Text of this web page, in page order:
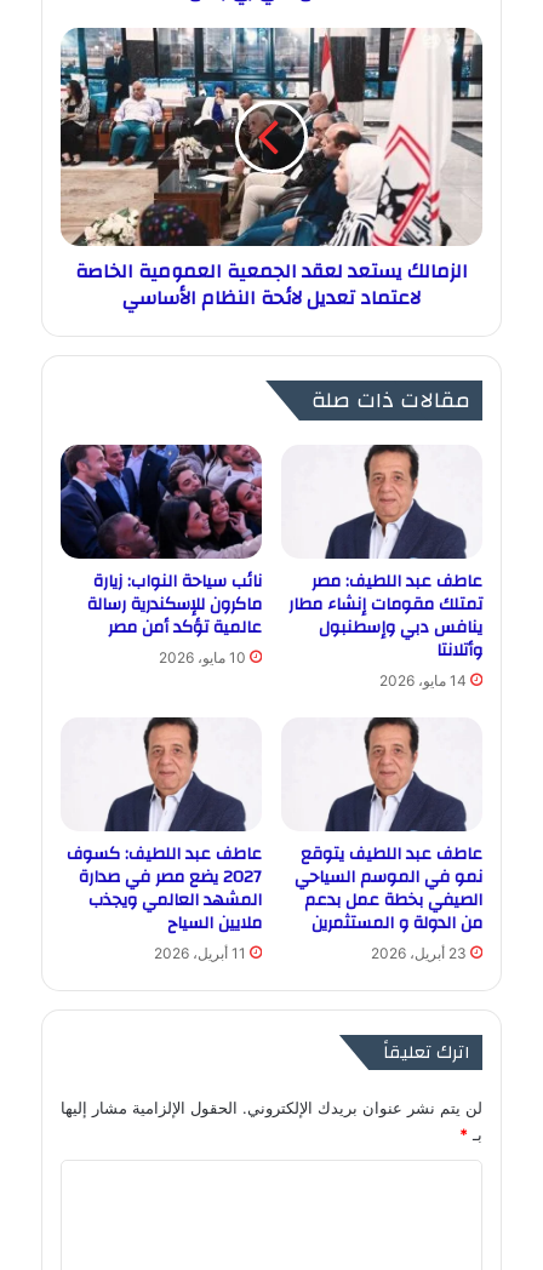
الزمالك يستعد لعقد الجمعية العمومية الخاصة
لاعتماد تعديل لائحة النظام الأساسي
مقالات ذات صلة
عاطف عبد اللطيف: مصر
تمتلك مقومات إنشاء مطار
ينافس دبي وإسطنبول
وأتلانتا
14 مايو، 2026
نائب سياحة النواب: زيارة
ماكرون للإسكندرية رسالة
عالمية تؤكد أمن مصر
10 مايو، 2026
عاطف عبد اللطيف يتوقع
نمو في الموسم السياحي
الصيفي بخطة عمل بدعم
من الدولة و المستثمرين
23 أبريل، 2026
عاطف عبد اللطيف: كسوف
2027 يضع مصر في صدارة
المشهد العالمي ويجذب
ملايين السياح
11 أبريل، 2026
اترك تعليقاً
لن يتم نشر عنوان بريدك الإلكتروني. الحقول الإلزامية مشار إليها
بـ *